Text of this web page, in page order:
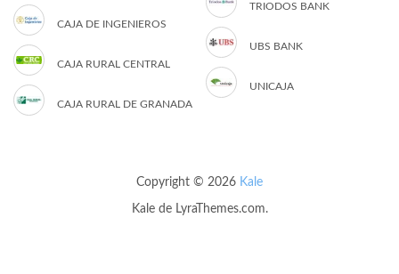
CAJA DE INGENIEROS
CAJA RURAL CENTRAL
CAJA RURAL DE GRANADA
TRIODOS BANK
UBS BANK
UNICAJA
Copyright © 2026 Kale
Kalede LyraThemes.com.